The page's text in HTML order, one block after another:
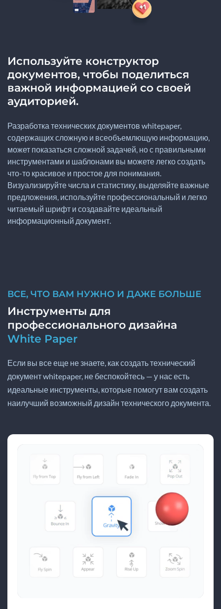
Используйте конструктор
документов, чтобы поделиться
важной информацией со своей
аудиторией.
Разработка технических документов whitepaper,
содержащих сложную и всеобъемлющую информацию,
может показаться сложной задачей, но с правильными
инструментами и шаблонами вы можете легко создать
что-то красивое и простое для понимания.
Визуализируйте числа и статистику, выделяйте важные
предложения, используйте профессиональный и легко
читаемый шрифт и создавайте идеальный
информационный документ.
ВСЕ, ЧТО ВАМ НУЖНО И ДАЖЕ БОЛЬШЕ
Инструменты для
профессионального дизайна
White Paper
Если вы все еще не знаете, как создать технический
документ whitepaper, не беспокойтесь — у нас есть
идеальные инструменты, которые помогут вам создать
наилучший возможный дизайн технического документа.